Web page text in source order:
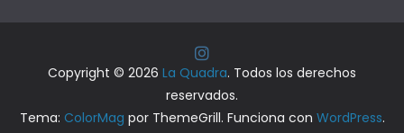
Copyright © 2026 La Quadra. Todos los derechos
reservados.
Tema: ColorMag por ThemeGrill. Funciona con WordPress.